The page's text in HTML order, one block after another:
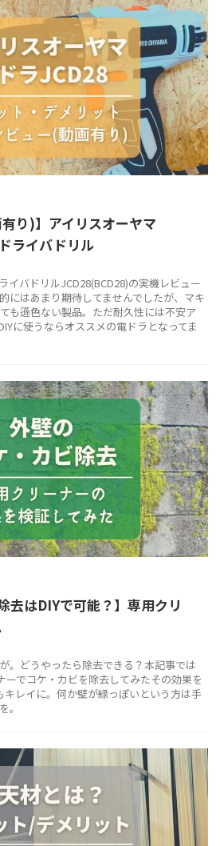
有り)】アイリスオーヤマ
ライバドリル
イバドリルJCD28(BCD28)の実機レビュー
にはあまり期待してませんでしたが、マキ
も遜色ない製品。ただ耐久性には不安ア
に使うならオススメの電ドラとなってま
去はDIYで可能？】専用クリ
。どうやったら除去できる？本記事では
ーでコケ・カビを除去してみたその効果を
レイに。何か壁が緑っぽいという方は手
。